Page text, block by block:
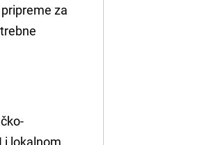
za
i lokalnom